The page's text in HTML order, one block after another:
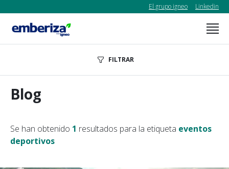
El grupo igneo Linkedin
FILTRAR
Blog
Se han obtenido 1 resultados para la etiqueta eventos
deportivos